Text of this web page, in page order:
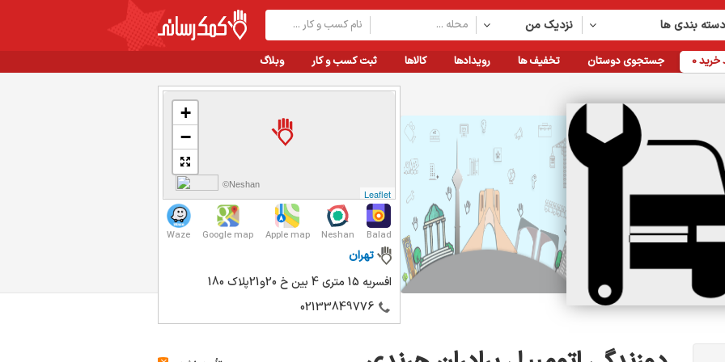
نزدیک من بندی ها
وبلاگ ثبت کسب و کار کالاها رویدادها تخفیف ها جستجوی دوستان خرید0
+
−
Leaflet
©Neshan
Balad
Neshan
Apple map
Google map
Waze
تهران
افسریه 15 متری 4 بین خ 20و21پلاک 180
02133849776